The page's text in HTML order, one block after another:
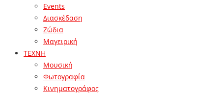
Events
Διασκέδαση
Ζώδια
Μαγειρική
ΤΕΧΝΗ
Μουσική
Φωτογραφία
Κινηματογράφος